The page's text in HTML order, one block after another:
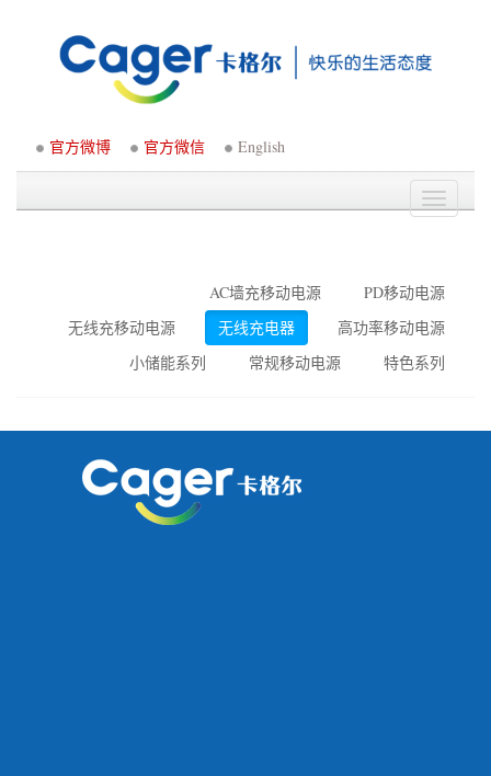
官方微博 官方微信 English
Toggle
AC墙充移动电源
PD移动电源
无线充移动电源
无线充电器
高功率移动电源
小储能系列
常规移动电源 特色系列